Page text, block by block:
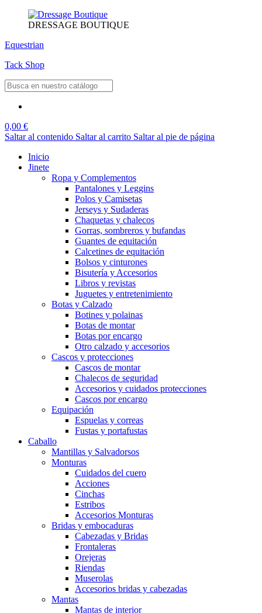
DRESSAGE BOUTIQUE
Equestrian
Tack Shop
0,00 €
Saltar al contenido Saltar al carrito Saltar al pie de página
Inicio
Jinete
Ropa y Complementos
Pantalones y Leggins
Polos y Camisetas
Jerseys y Sudaderas
Chaquetas y chalecos
Gorras, sombreros y bufandas
Guantes de equitación
Calcetines de equitación
Bolsos y cinturones
Bisutería y Accesorios
Libros y revistas
Juguetes y entretenimiento
Botas y Calzado
Botines y polainas
Botas de montar
Botas por encargo
Otro calzado y accesorios
Cascos y protecciones
Cascos de montar
Chalecos de seguridad
Accesorios y cuidados protecciones
Cascos por encargo
Equipación
Espuelas y correas
Fustas y portafustas
Caballo
Mantillas y Salvadorsos
Monturas
Cuidados del cuero
Acciones
Cinchas
Estribos
Accesorios Monturas
Bridas y embocaduras
Cabezadas y Bridas
Frontaleras
Orejeras
Riendas
Muserolas
Accesorios bridas y cabezadas
Mantas
Mantas de interior